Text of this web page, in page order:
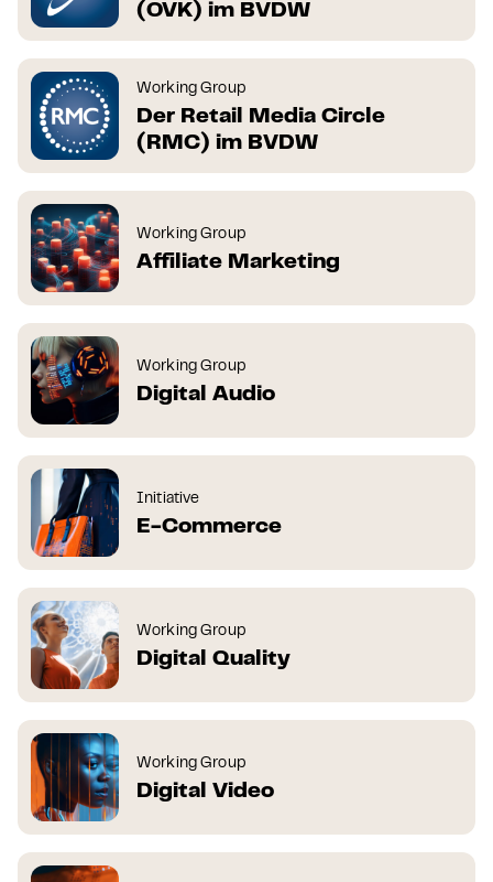
(OVK) im BVDW
Working Group
Der Retail Media Circle
(RMC) im BVDW
Working Group
Affiliate Marketing
Working Group
Digital Audio
Initiative
E-Commerce
Working Group
Digital Quality
Working Group
Digital Video